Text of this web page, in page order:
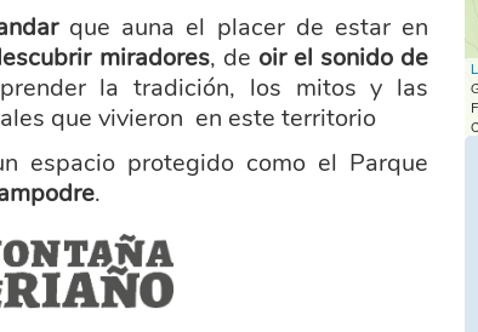
que auna el placer de estar en
miradores, de oir el sonido de
la tradición, los mitos y las
que vivieron en este territorio
espacio protegido como el Parque
.